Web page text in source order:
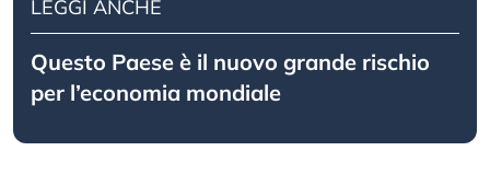
LEGGI ANCHE
Questo Paese è il nuovo grande rischio
per l’economia mondiale